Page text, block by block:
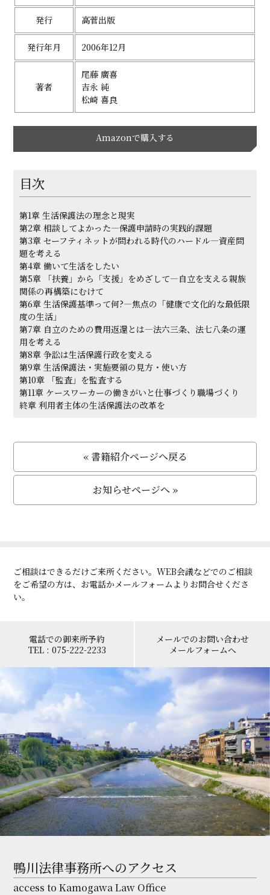
発行 高菅出版
発行年月 2006年12月
著者
尾藤 廣喜
吉永 純
松崎 喜良
Amazonで購入する
目次
第1章 生活保護法の理念と現実
第2章 相談してよかった―保護申請時の実践的課題
第3章 セーフティネットが問われる時代のハードル―資産問
題を考える
第4章 働いて生活をしたい
第5章 「扶養」から「支援」をめざして―自立を支える親族
関係の再構築にむけて
第6章 生活保護基準って何?―焦点の「健康で文化的な最低限
度の生活」
第7章 自立のための費用返還とは―法六三条、法七八条の運
用を考える
第8章 争訟は生活保護行政を変える
第9章 生活保護法・実施要領の見方・使い方
第10章 「監査」を監査する
第11章 ケースワーカーの働きがいと仕事づくり職場づくり
終章 利用者主体の生活保護法の改革を
« 書籍紹介ページへ戻る
お知らせページへ »
ご相談はできるだけご来所ください。WEB会議などでのご相談
をご希望の方は、お電話かメールフォームよりお問合せくださ
い。
電話での御来所予約
TEL : 075-222-2233
メールでのお問い合わせ
メールフォームへ
鴨川法律事務所へのアクセス
access to Kamogawa Law Office